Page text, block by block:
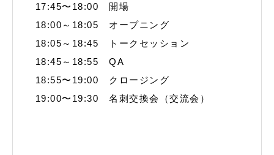
17:45〜18:00 開場
18:00～18:05 オープニング
18:05～18:45 トークセッション
18:45～18:55 QA
18:55〜19:00 クロージング
19:00〜19:30 名刺交換会（交流会）